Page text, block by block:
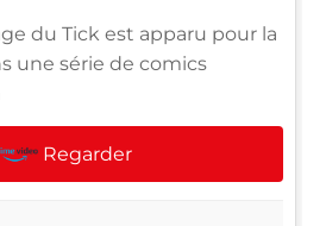
du Tick est apparu pour la
une série de comics
Regarder